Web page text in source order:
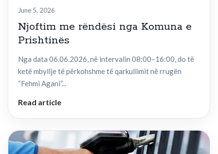
June 5, 2026
Njoftim me rëndësi nga Komuna e
Prishtinës
Nga data 06.06.2026, në intervalin 08:00–16:00, do të
ketë mbyllje të përkohshme të qarkullimit në rrugën
“Fehmi Agani”...
Read article